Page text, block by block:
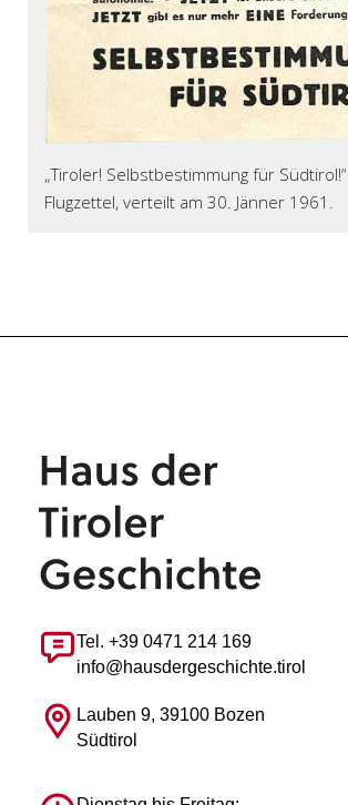
„Tiroler! Selbstbestimmung für Südtirol!“
Flugzettel, verteilt am 30. Jänner 1961.
Tel. +39 0471 214 169
info@hausdergeschichte.tirol
Lauben 9, 39100 Bozen
Südtirol